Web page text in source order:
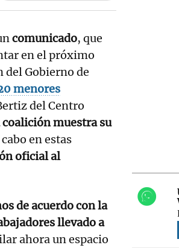
comunicado, que
en el próximo
del Gobierno de
menores
del Centro
coalición muestra su
en estas
oficial al
de acuerdo con la
llevado a
ahora un espacio